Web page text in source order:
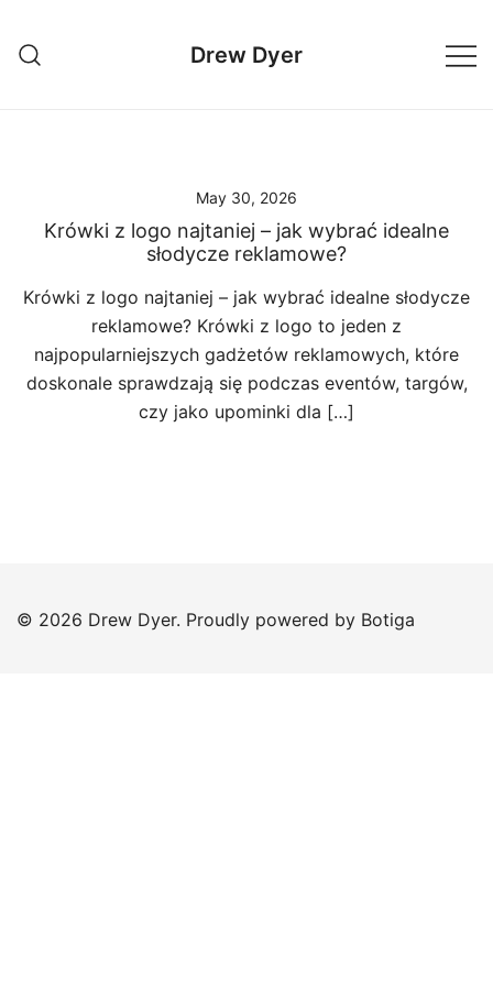
content
Drew Dyer
May 30, 2026
Krówki z logo najtaniej – jak wybrać idealne
słodycze reklamowe?
Krówki z logo najtaniej – jak wybrać idealne słodycze
reklamowe? Krówki z logo to jeden z
najpopularniejszych gadżetów reklamowych, które
doskonale sprawdzają się podczas eventów, targów,
czy jako upominki dla […]
© 2026 Drew Dyer. Proudly powered by Botiga